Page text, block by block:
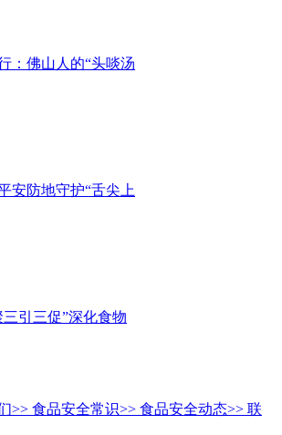
：佛山人的“头啖汤
安防地守护“舌尖上
引三促”深化食物
>> 食品安全常识>> 食品安全动态>> 联